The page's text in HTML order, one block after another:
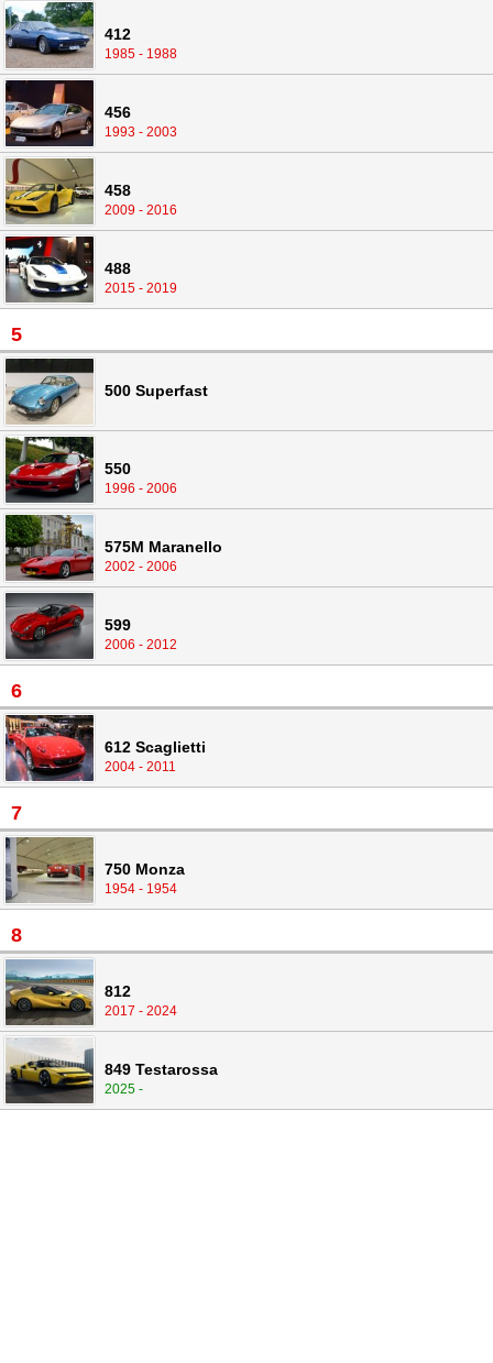
412
1985 - 1988
456
1993 - 2003
458
2009 - 2016
488
2015 - 2019
5
500 Superfast
550
1996 - 2006
575M Maranello
2002 - 2006
599
2006 - 2012
6
612 Scaglietti
2004 - 2011
7
750 Monza
1954 - 1954
8
812
2017 - 2024
849 Testarossa
2025 -